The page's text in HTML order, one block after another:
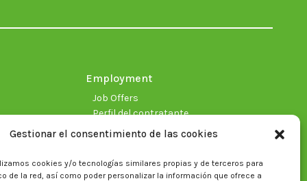
Gestionar el consentimiento de las cookies
cookies y/o tecnologías similares propias y de terceros para
de la red, así como poder personalizar la información que ofrece a
new new new new new new
Employment
Job Offers
Perfil del contratante